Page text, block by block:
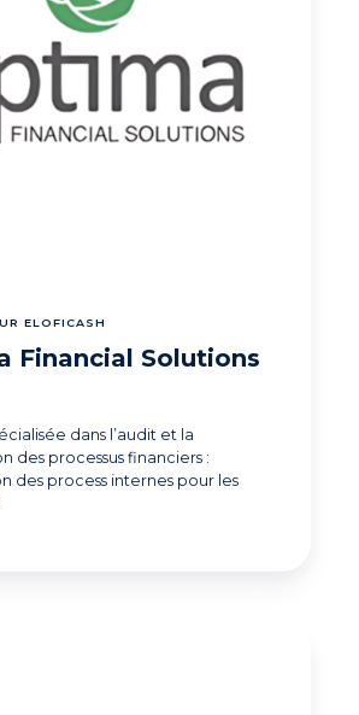
ELOFICASH
Financial Solutions
dans l’audit et la
des processus financiers :
des process internes pour les